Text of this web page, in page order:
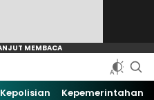
Kepolisian Kepemerintahan